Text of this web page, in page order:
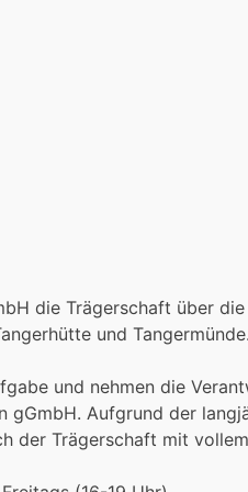
die Trägerschaft über
und Tangermünde.
und nehmen die
gGmbH. Aufgrund der
der Trägerschaft mit